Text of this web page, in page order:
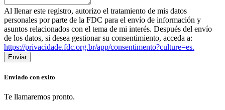
Al llenar este registro, autorizo ​​el tratamiento de mis datos
personales por parte de la FDC para el envío de información y
asuntos relacionados con el tema de mi interés. Después del envío
de los datos, si desea gestionar su consentimiento, acceda a:
https://privacidade.fdc.org.br/app/consentimento?culture=es.
Enviar
Enviado con exito
Te llamaremos pronto.